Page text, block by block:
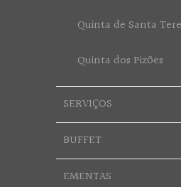
Quinta de Santa
Quinta dos Pizões
SERVIÇOS
BUFFET
EMENTAS